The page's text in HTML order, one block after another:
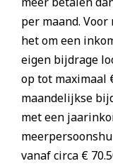
per maand.
het om een
eigen bijdrage
op tot maximaal
maandelijkse
met een
vanaf circa €